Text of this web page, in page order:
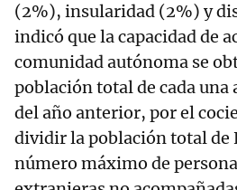
(2%), insularidad (2%) y
indicó que la capacidad de
comunidad autónoma se
población total de cada una
del año anterior, por el
dividir la población total de
número máximo de